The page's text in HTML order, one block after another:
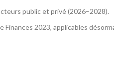
public et privé (2026–2028).
2023, applicables